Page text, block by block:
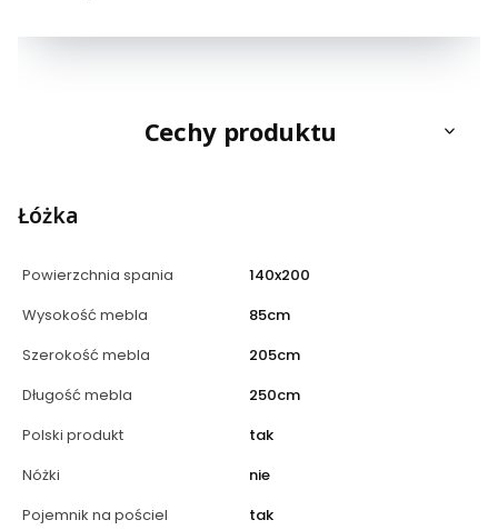
Cechy produktu
Łóżka
Powierzchnia spania
140x200
Wysokość mebla
85cm
Szerokość mebla
205cm
Długość mebla
250cm
Polski produkt
tak
Nóżki
nie
Pojemnik na pościel
tak